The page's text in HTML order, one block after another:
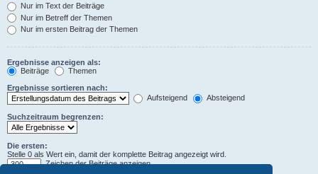
Nur im Text der Beiträge
Nur im Betreff der Themen
Nur im ersten Beitrag der Themen
Ergebnisse anzeigen als:
Beiträge
Themen
Ergebnisse sortieren nach:
Aufsteigend
Absteigend
Suchzeitraum begrenzen:
Die ersten:
Stelle 0 als Wert ein, damit der komplette Beitrag angezeigt wird.
Zeichen der Beiträge anzeigen